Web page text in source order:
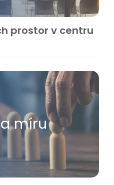
prostor v centru
míru